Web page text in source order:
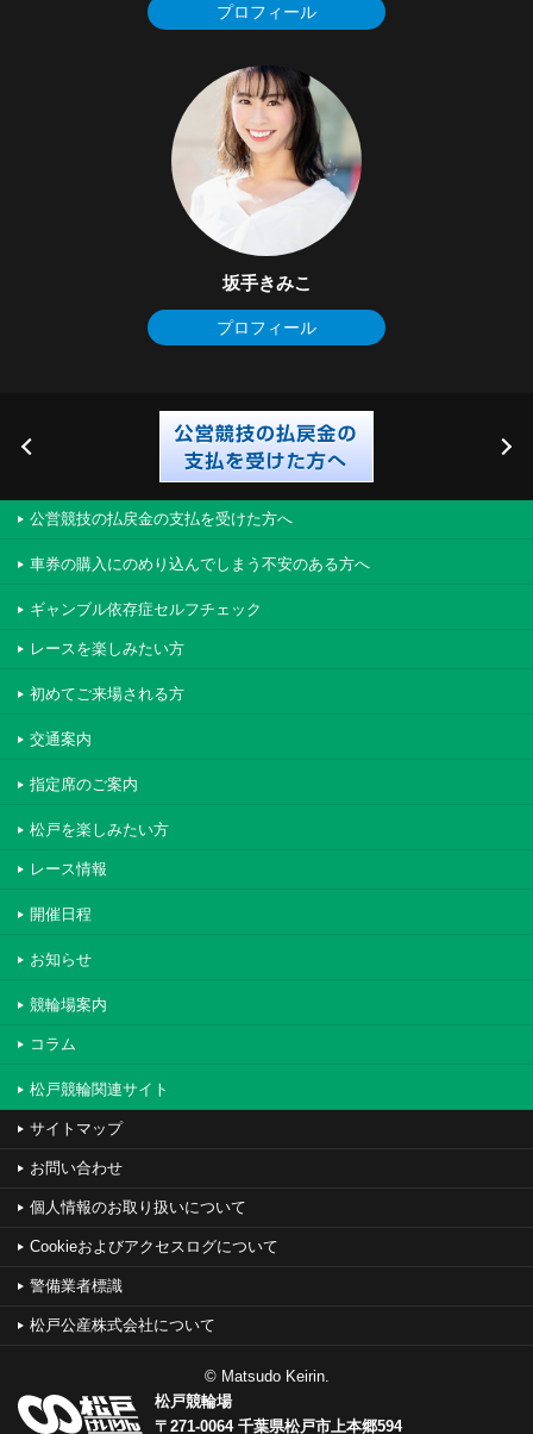
プロフィール
坂手きみこ
プロフィール
公営競技の払戻金の支払を受けた方へ
車券の購入にのめり込んでしまう不安のある方へ
ギャンブル依存症セルフチェック
レースを楽しみたい方
初めてご来場される方
交通案内
指定席のご案内
松戸を楽しみたい方
レース情報
開催日程
お知らせ
競輪場案内
コラム
松戸競輪関連サイト
サイトマップ
お問い合わせ
個人情報のお取り扱いについて
Cookieおよびアクセスログについて
警備業者標識
松戸公産株式会社について
© Matsudo Keirin.
松戸競輪場
〒271-0064 千葉県松戸市上本郷594